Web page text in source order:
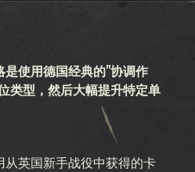
使用德国经典的"协调作
类型，然后大幅提升特定单
英国新手战役中获得的卡